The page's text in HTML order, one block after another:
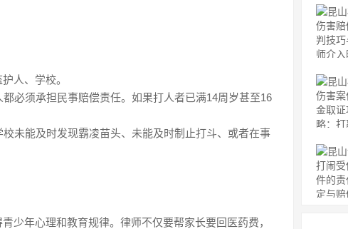
人、学校。
必须承担民事赔偿责任。如果打人者已满14周岁甚至16
未能及时发现霸凌苗头、未能及时制止打斗、或者在事
少年心理和教育规律。律师不仅要帮家长要回医药费，